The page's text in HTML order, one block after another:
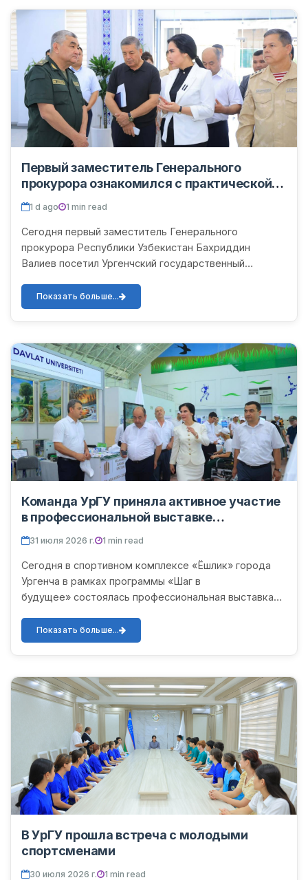
Первый заместитель Генерального
прокурора ознакомился с практической
работой по концепции безопасной зоны в
УрГУ
1 d ago 1 min read
Сегодня первый заместитель Генерального
прокурора Республики Узбекистан Бахриддин
Валиев посетил Ургенчский государственный
презентацией о работе, проводимо...
Показать больше...
Команда УрГУ приняла активное участие
в профессиональной выставке
«TalabaExpo–2026»
31 июля 2026 г. 1 min read
Сегодня в спортивном комплексе «Ёшлик» города
Ургенча в рамках программы «Шаг в
будущее» состоялась профессиональная выставка
павильоном активно участвова...
Показать больше...
В УрГУ прошла встреча с молодыми
спортсменами
30 июля 2026 г. 1 min read